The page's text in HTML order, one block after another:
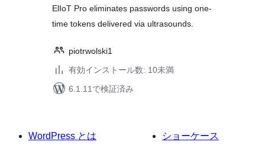
価
ElIoT Pro eliminates passwords using one-
time tokens delivered via ultrasounds.
piotrwolski1
有効インストール数: 10未満
6.1.11で検証済み
WordPress とは
ショーケース